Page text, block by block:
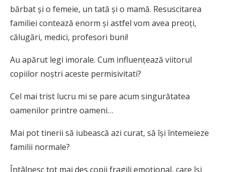
bărbat și o femeie, un tată și o mamă. Resuscitarea
familiei contează enorm și astfel vom avea preoți,
călugări, medici, profesori buni!
Au apărut legi imorale. Cum influențează viitorul
copiilor noștri aceste permisivitati?
Cel mai trist lucru mi se pare acum singurătatea
oamenilor printre oameni…
Mai pot tinerii să iubească azi curat, să își întemeieze
familii normale?
Întâlnesc tot mai des copii fragili emoțional, care își